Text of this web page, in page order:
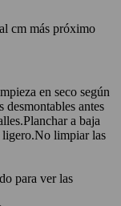
cm más próximo
en seco según
desmontables antes
Planchar a baja
No limpiar las
para ver las